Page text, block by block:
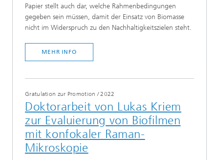
Papier stellt auch dar, welche Rahmenbedingungen
gegeben sein müssen, damit der Einsatz von Biomasse
nicht im Widerspruch zu den Nachhaltigkeitszielen steht.
MEHR INFO
Gratulation zur Promotion / 2022
Doktorarbeit von Lukas Kriem
zur Evaluierung von Biofilmen
mit konfokaler Raman-
Mikroskopie